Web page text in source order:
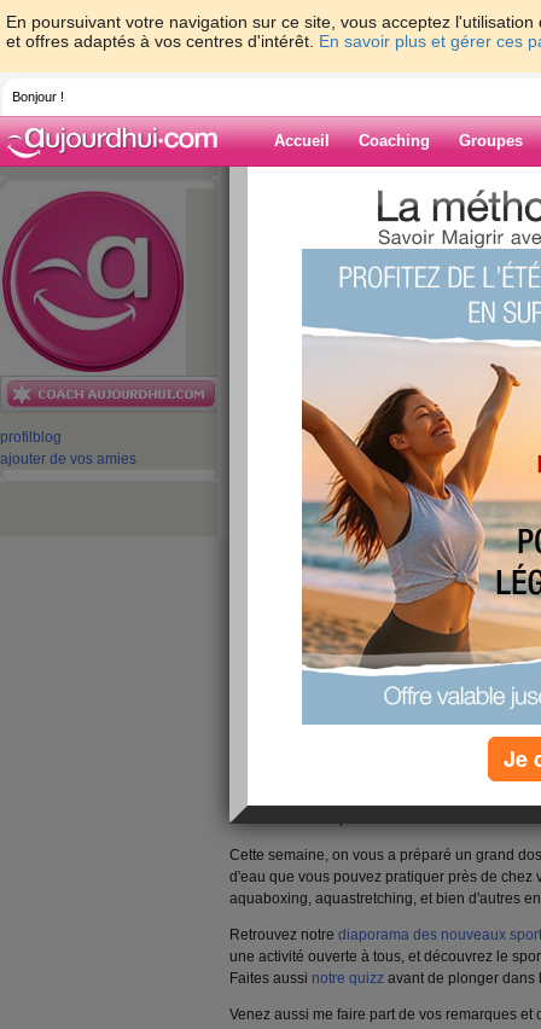
En poursuivant votre navigation sur ce site, vous acceptez
et offres adaptés à vos centres d'intérêt. En savoir plus et gérer ces
Bonjour !
Accueil Coaching Groupes
profil blog
ajouter de vos amies
> equipe-
Blog de equipe-
aujourdhuicom
L'édito de la
publié le 09/07/2012 à 12:05
Il fait chaud, et vous n'avez qu'une envie :
tous (et même pour ceux qui ne partent pas
les bienfaits du sport.
Cette semaine, on vous a préparé un grand
d'eau que vous pouvez pratiquer près de chez
aquaboxing, aquastretching, et bien d'autres
Retrouvez notre diaporama des nouveaux
une activité ouverte à tous, et découvrez le
Faites aussi notre quizz avant de plonger dans
Venez aussi me faire part de vos remarques et
Je